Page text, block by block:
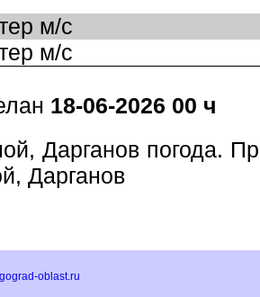
м/с
м/с
18-06-2026 00 ч
Дарганов погода.
Даргано
oblast.ru